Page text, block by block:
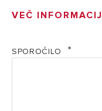
VEČ INFORMACIJ
SPOROČILO